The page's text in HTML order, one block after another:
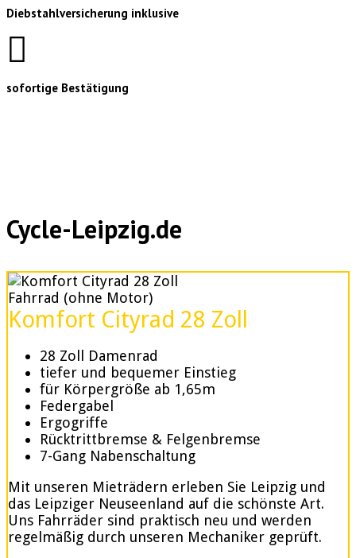
Diebstahlversicherung inklusive
sofortige Bestätigung
Cycle-Leipzig.de
Fahrrad (ohne Motor)
Komfort Cityrad 28 Zoll
28 Zoll Damenrad
tiefer und bequemer Einstieg
für Körpergröße ab 1,65m
Federgabel
Ergogriffe
Rücktrittbremse & Felgenbremse
7-Gang Nabenschaltung
Mit unseren Mieträdern erleben Sie Leipzig und
das Leipziger Neuseenland auf die schönste Art.
Uns Fahrräder sind praktisch neu und werden
regelmäßig durch unseren Mechaniker geprüft.